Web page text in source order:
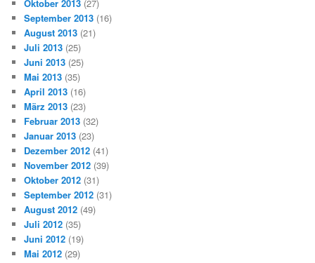
Oktober 2013 (27)
September 2013 (16)
August 2013 (21)
Juli 2013 (25)
Juni 2013 (25)
Mai 2013 (35)
April 2013 (16)
März 2013 (23)
Februar 2013 (32)
Januar 2013 (23)
Dezember 2012 (41)
November 2012 (39)
Oktober 2012 (31)
September 2012 (31)
August 2012 (49)
Juli 2012 (35)
Juni 2012 (19)
Mai 2012 (29)